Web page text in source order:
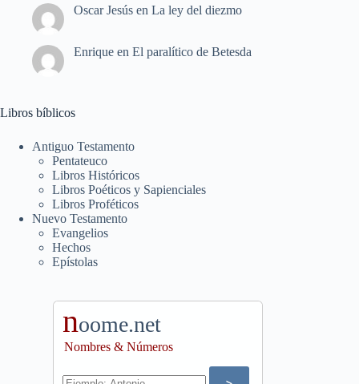
Oscar Jesús en La ley del diezmo
Enrique en El paralítico de Betesda
Libros bíblicos
Antiguo Testamento
Pentateuco
Libros Históricos
Libros Poéticos y Sapienciales
Libros Proféticos
Nuevo Testamento
Evangelios
Hechos
Epístolas
noome.net
Nombres & Números